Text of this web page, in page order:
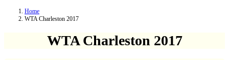
Home
WTA Charleston 2017
WTA Charleston 2017